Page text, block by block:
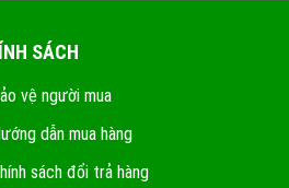
SÁCH
vệ người mua
dẫn mua hàng
sách đổi trả hàng